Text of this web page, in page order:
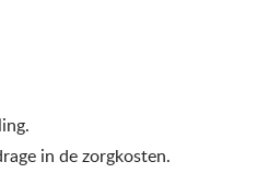
in de zorgkosten.